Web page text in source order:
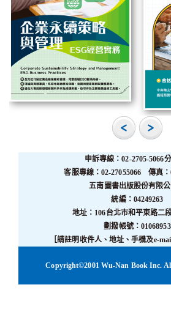
申訴專線：02-2705-5066
客服專線：02-27055066 傳真：
五南圖書出版股份有限
統編：04249263
地址：106台北市和平東路二
劃撥帳號：01068953
［請註明收件人、地址、手機及e-
Copyright©2001 Wu-Nan Book Inc.